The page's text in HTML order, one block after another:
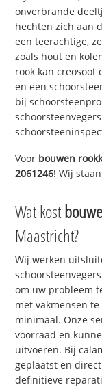
onverbrande
hechten zich aan
een teerachtige,
zoals hout en
rook kan creosoot
en een
bij
Voor bouwen
2061246! Wij
Wat kost
Maastricht?
Wij werken
om uw probleem
met vakmensen
minimaal. Onze
voorraad en
uitvoeren. Bij
geplaatst en
definitieve